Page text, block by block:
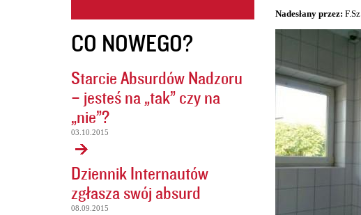
CO NOWEGO?
Starcie Absurdów Nadzoru
– jesteś na „tak” czy na
„nie”?
03.10.2015
Dziennik Internautów
zgłasza swój absurd
08.09.2015
Nadesłany przez: F.Sz